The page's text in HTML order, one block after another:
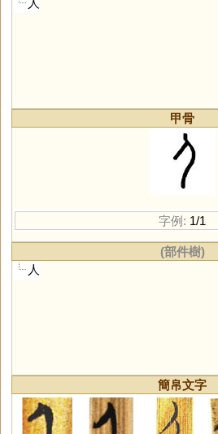
甲骨
字例: 1/1
(部件樹)
人
簡帛文字